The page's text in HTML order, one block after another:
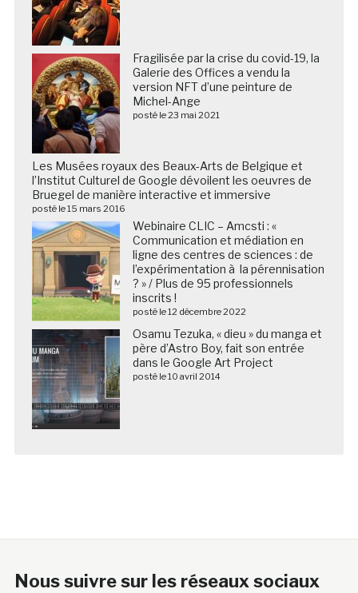
Fragilisée par la crise du covid-19, la
Galerie des Offices a vendu la
version NFT d’une peinture de
Michel-Ange
posté le 23 mai 2021
Les Musées royaux des Beaux-Arts de Belgique et
l’Institut Culturel de Google dévoilent les oeuvres de
Bruegel de manière interactive et immersive
posté le 15 mars 2016
Webinaire CLIC – Amcsti : «
Communication et médiation en
ligne des centres de sciences : de
l’expérimentation à la pérennisation
? » / Plus de 95 professionnels
inscrits !
posté le 12 décembre 2022
Osamu Tezuka, « dieu » du manga et
père d’Astro Boy, fait son entrée
dans le Google Art Project
posté le 10 avril 2014
Nous suivre sur les réseaux sociaux